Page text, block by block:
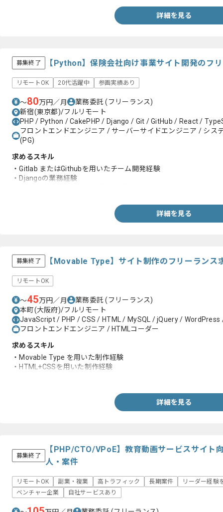
詳細を見る
募集終了 【Python】保険会社向け事業サイト開発のフ
リモートOK 20代活躍中 参画実績あり
〜80万円／月 業務委託(フリーランス)
新宿(東京都)/フルリモート
PHP / Python / CakePHP / Django / Git / GitHub / React /
フロントエンドエンジニア / サーバーサイドエンジニア / シス
(PG)
求めるスキル
・Gitlab またはGithubを用いたチーム開発経験
・Djangoの業務経験
詳細を見る
募集終了 【Movable Type】サイト制作のフリーランス
リモートOK
〜45万円／月 業務委託(フリーランス)
本町(大阪府)/フルリモート
JavaScript / PHP / CSS / HTML / MySQL / jQuery /
フロントエンドエンジニア / HTMLコーダー
求めるスキル
・Movable Type を用いた制作経験
・HTML+CSSを用いた制作経験
詳細を見る
募集終了
【PHP/CTO/VPoE】教育動画サービスサイト
人・案件
リモートOK 副業・複業 高トラフィック 長期案件
リーダー経験
ベンチャー企業
自社サービスあり